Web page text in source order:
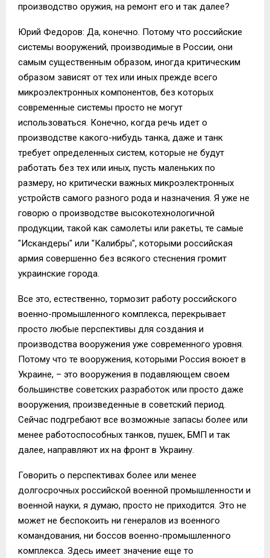
производство оружия, на ремонт его и так далее?
Юрий Федоров: Да, конечно. Потому что российские
системы вооружений, производимые в России, они
самым существенным образом, иногда критическим
образом зависят от тех или иных прежде всего
микроэлектронных компонентов, без которых
современные системы просто не могут
использоваться. Конечно, когда речь идет о
производстве какого-нибудь танка, даже и танк
требует определенных систем, которые не будут
работать без тех или иных, пусть маленьких по
размеру, но критически важных микроэлектронных
устройств самого разного рода и назначения. Я уже не
говорю о производстве высокотехнологичной
продукции, такой как самолеты или ракеты, те самые
"Искандеры" или "Калибры", которыми российская
армия совершенно без всякого стеснения громит
украинские города.
Все это, естественно, тормозит работу российского
военно-промышленного комплекса, перекрывает
просто любые перспективы для создания и
производства вооружения уже современного уровня.
Потому что те вооружения, которыми Россия воюет в
Украине, – это вооружения в подавляющем своем
большинстве советских разработок или просто даже
вооружения, произведенные в советский период.
Сейчас подгребают все возможные запасы более или
менее работоспособных танков, пушек, БМП и так
далее, направляют их на фронт в Украину.
Говорить о перспективах более или менее
долгосрочных российской военной промышленности и
военной науки, я думаю, просто не приходится. Это не
может не беспокоить ни генералов из военного
командования, ни боссов военно-промышленного
комплекса. Здесь имеет значение еще то